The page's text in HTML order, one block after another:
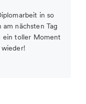
in so
nächsten Tag
ein toller Moment